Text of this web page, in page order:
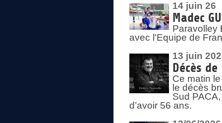
14 juin 26
Madec
Paravolley
avec l'Equipe de
13 juin
Décès de
Ce matin
le décès
Sud
d’avoir 56 ans.